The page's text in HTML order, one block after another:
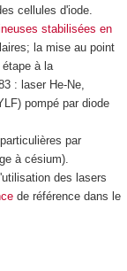
cellules d'iode.
stabilisées en
la mise au point
à la
: laser He-Ne,
pompé par diode
particulières par
à césium).
des lasers
de référence dans le